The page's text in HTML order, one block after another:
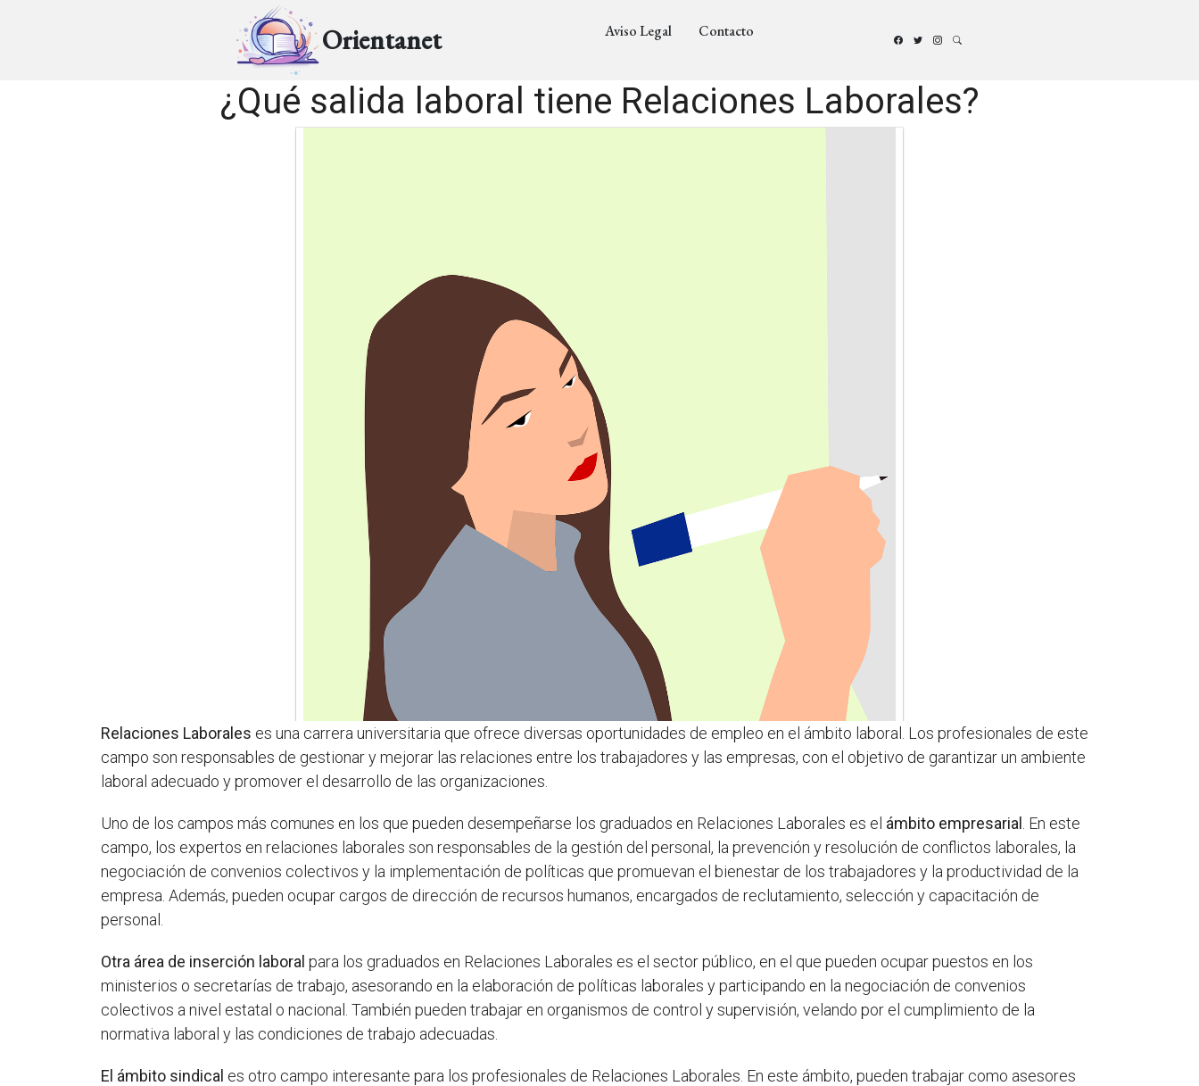
Orientanet Aviso Legal Contacto
¿Qué salida laboral tiene Relaciones Laborales?
Relaciones Laborales es una carrera universitaria que ofrece diversas oportunidades de empleo en el ámbito laboral. Los profesionales de este
campo son responsables de gestionar y mejorar las relaciones entre los trabajadores y las empresas, con el objetivo de garantizar un ambiente
laboral adecuado y promover el desarrollo de las organizaciones.
Uno de los campos más comunes en los que pueden desempeñarse los graduados en Relaciones Laborales es el ámbito empresarial . En este
campo, los expertos en relaciones laborales son responsables de la gestión del personal, la prevención y resolución de conflictos laborales, la
negociación de convenios colectivos y la implementación de políticas que promuevan el bienestar de los trabajadores y la productividad de la
empresa. Además, pueden ocupar cargos de dirección de recursos humanos, encargados de reclutamiento, selección y capacitación de
personal.
Otra área de inserción laboral para los graduados en Relaciones Laborales es el sector público, en el que pueden ocupar puestos en los
ministerios o secretarías de trabajo, asesorando en la elaboración de políticas laborales y participando en la negociación de convenios
colectivos a nivel estatal o nacional. También pueden trabajar en organismos de control y supervisión, velando por el cumplimiento de la
normativa laboral y las condiciones de trabajo adecuadas.
El ámbito sindical es otro campo interesante para los profesionales de Relaciones Laborales. En este ámbito, pueden trabajar como asesores